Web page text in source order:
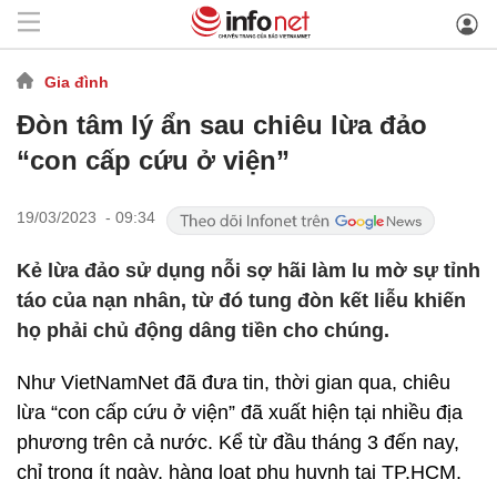
Gia đình
Đòn tâm lý ẩn sau chiêu lừa đảo
“con cấp cứu ở viện”
19/03/2023 - 09:34
Kẻ lừa đảo sử dụng nỗi sợ hãi làm lu mờ sự tỉnh
táo của nạn nhân, từ đó tung đòn kết liễu khiến
họ phải chủ động dâng tiền cho chúng.
Như VietNamNet đã đưa tin, thời gian qua, chiêu
lừa “con cấp cứu ở viện” đã xuất hiện tại nhiều địa
phương trên cả nước. Kể từ đầu tháng 3 đến nay,
chỉ trong ít ngày, hàng loạt phụ huynh tại TP.HCM,